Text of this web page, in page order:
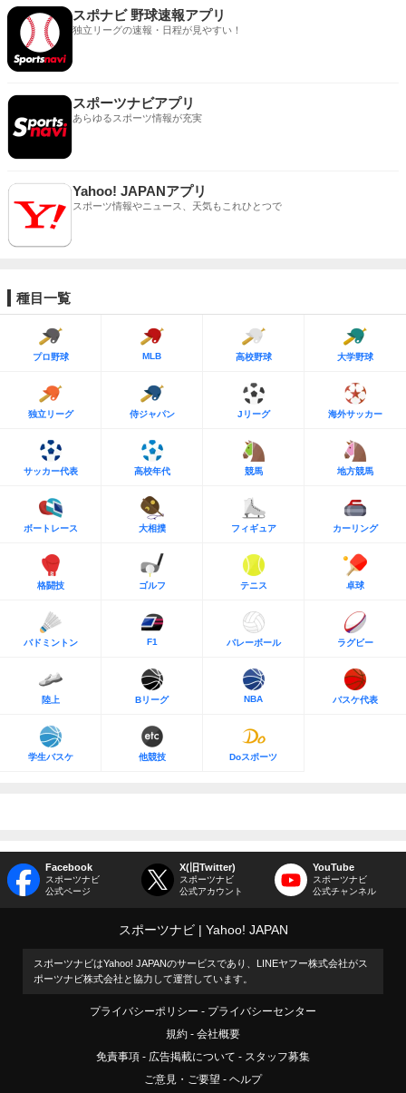
スポナビ 野球速報アプリ
独立リーグの速報・日程が見やすい！
スポーツナビアプリ
あらゆるスポーツ情報が充実
Yahoo! JAPANアプリ
スポーツ情報やニュース、天気もこれひとつで
種目一覧
プロ野球 MLB 高校野球 大学野球
独立リーグ 侍ジャパン Jリーグ 海外サッカー
サッカー代表 高校年代 競馬 地方競馬
ボートレース 大相撲 フィギュア カーリング
格闘技 ゴルフ テニス 卓球
バドミントン F1 バレーボール ラグビー
陸上 Bリーグ NBA バスケ代表
学生バスケ 他競技 Doスポーツ
Facebook
スポーツナビ
公式ページ
X(旧Twitter)
スポーツナビ
公式アカウント
YouTube
スポーツナビ
公式チャンネル
スポーツナビ Yahoo! JAPAN
スポーツナビはYahoo! JAPANのサービスであり、LINEヤフー株式会社がス
ポーツナビ株式会社と協力して運営しています。
プライバシーポリシー
プライバシーセンター
規約
会社概要
免責事項
広告掲載について
スタッフ募集
ご意見・ご要望
ヘルプ